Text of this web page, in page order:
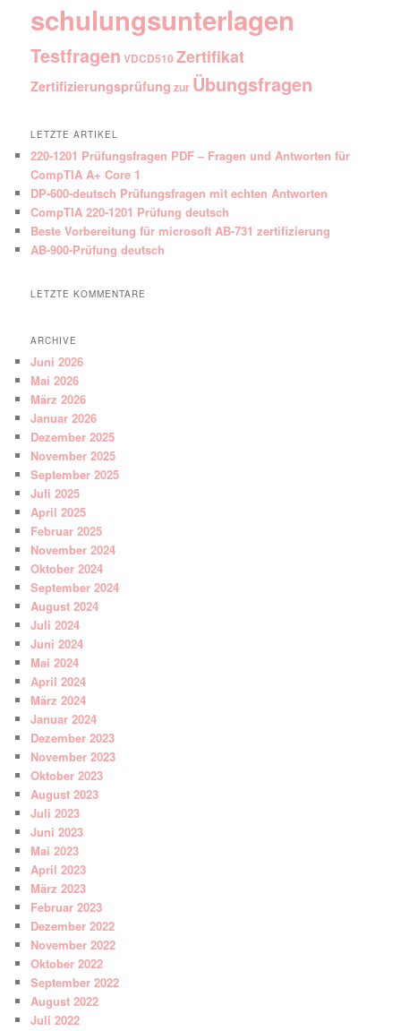
schulungsunterlagen
Testfragen VDCD510 Zertifikat
Zertifizierungsprüfung zur Übungsfragen
LETZTE ARTIKEL
220-1201 Prüfungsfragen PDF – Fragen und Antworten für
CompTIA A+ Core 1
DP-600-deutsch Prüfungsfragen mit echten Antworten
CompTIA 220-1201 Prüfung deutsch
Beste Vorbereitung für microsoft AB-731 zertifizierung
AB-900-Prüfung deutsch
LETZTE KOMMENTARE
ARCHIVE
Juni 2026
Mai 2026
März 2026
Januar 2026
Dezember 2025
November 2025
September 2025
Juli 2025
April 2025
Februar 2025
November 2024
Oktober 2024
September 2024
August 2024
Juli 2024
Juni 2024
Mai 2024
April 2024
März 2024
Januar 2024
Dezember 2023
November 2023
Oktober 2023
August 2023
Juli 2023
Juni 2023
Mai 2023
April 2023
März 2023
Februar 2023
Dezember 2022
November 2022
Oktober 2022
September 2022
August 2022
Juli 2022